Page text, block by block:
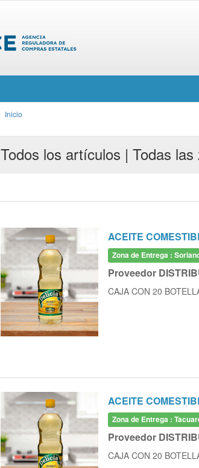
Inicio
Todos los artículos | Todas
ACEITE
Zona de Entrega :
Proveedor
CAJA CON 20
ACEITE
Zona de Entrega :
Proveedor
CAJA CON 20